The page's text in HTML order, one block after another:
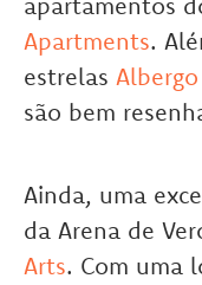
Apartments.
estrelas
são bem
Ainda, uma
da Arena de
Arts. Com uma